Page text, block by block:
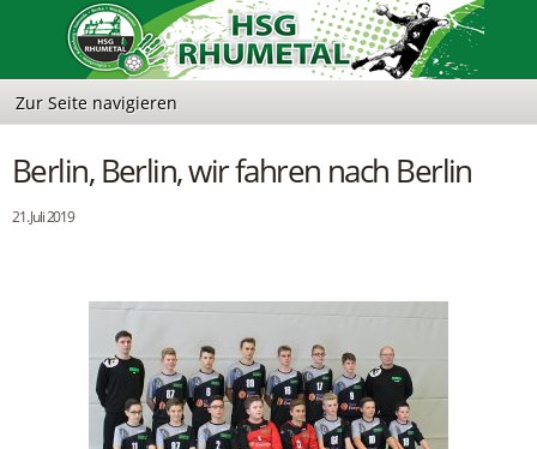
Berlin, Berlin, wir fahren nach Berlin
21. Juli 2019